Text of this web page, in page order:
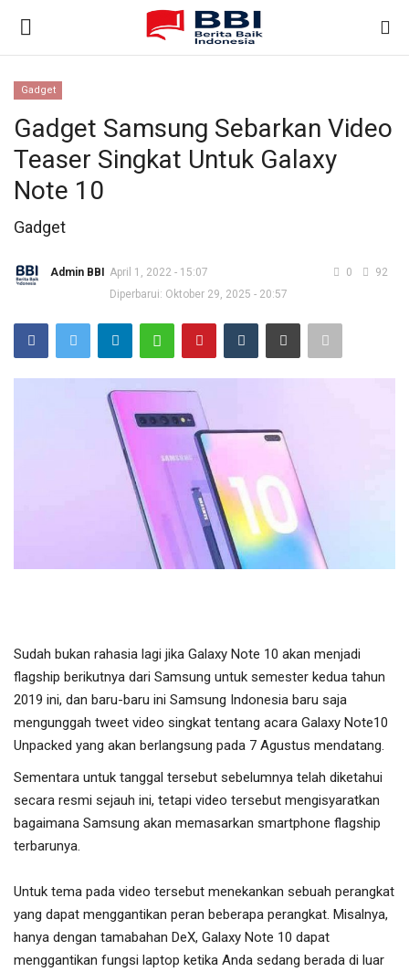
Beranda
Ekonomi & Bisnis
Opini
Foto & Video
Berita Daerah
Gadget
Gadget Samsung Sebarkan Video
Teaser Singkat Untuk Galaxy
Note 10
Gadget
Admin BBI April 1, 2022 - 15:07
Diperbarui: Oktober 29, 2025 - 20:57
0 92
Sudah bukan rahasia lagi jika Galaxy Note 10 akan menjadi
flagship berikutnya dari Samsung untuk semester kedua tahun
2019 ini, dan baru-baru ini Samsung Indonesia baru saja
mengunggah tweet video singkat tentang acara Galaxy Note10
Unpacked yang akan berlangsung pada 7 Agustus mendatang.
Sementara untuk tanggal tersebut sebelumnya telah diketahui
secara resmi sejauh ini, tetapi video tersebut mengisyaratkan
bagaimana Samsung akan memasarkan smartphone flagship
terbarunya.
Untuk tema pada video tersebut menekankan sebuah perangkat
yang dapat menggantikan peran beberapa perangkat. Misalnya,
hanya dengan tamabahan DeX, Galaxy Note 10 dapat
menggantikan fungsi laptop ketika Anda sedang berada di luar